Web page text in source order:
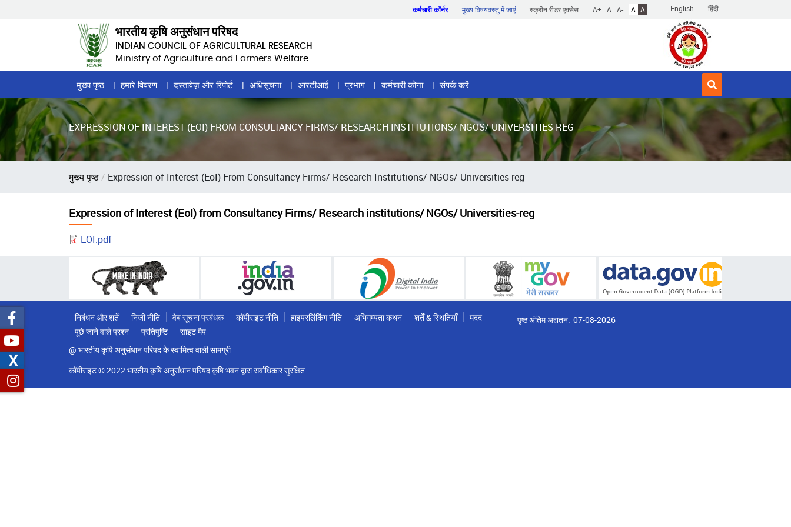
English हिंदी
कर्मचारी कॉर्नर मुख्य विषयवस्तु में जाएं स्क्रीन रीडर एक्सेस A+ A A- A A
भारतीय कृषि अनुसंधान परिषद
INDIAN COUNCIL OF AGRICULTURAL RESEARCH
Ministry of Agriculture and Farmers Welfare
Home
Page
Menu
मुख्य पृष्ठ हमारे विवरण दस्तावेज़ और रिपोर्ट अधिसूचना आरटीआई प्रभाग कर्मचारी कोना संपर्क करें
EXPRESSION OF INTEREST (EOI) FROM CONSULTANCY FIRMS/ RESEARCH INSTITUTIONS/ NGOS/ UNIVERSITIES-REG
पग
मुख्य पृष्ठ Expression of Interest (EoI) From Consultancy Firms/ Research Institutions/ NGOs/ Universities-reg
Expression of Interest (EoI) from Consultancy Firms/ Research institutions/ NGOs/ Universities-reg
EOI.pdf
निबंधन और शर्तें निजी नीति वेब सूचना प्रबंधक कॉपीराइट नीति हाइपरलिंकिंग नीति अभिगम्यता कथन शर्तें & स्थितियाँ
मदद
पूछे जाने वाले प्रश्न
प्रतिपुष्टि
साइट मैप
@ भारतीय कृषि अनुसंधान परिषद के स्वामित्व वाली सामग्री
कॉपीराइट © 2022 भारतीय कृषि अनुसंधान परिषद कृषि भवन द्वारा सर्वाधिकार सुरक्षित
पृष्ठ अंतिम अद्यतन: 07-08-2026
X